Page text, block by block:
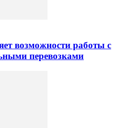
возможности работы с
перевозками